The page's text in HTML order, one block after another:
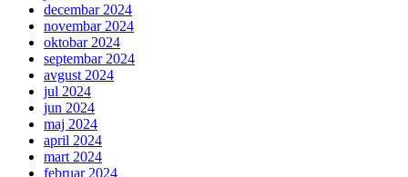
decembar 2024
novembar 2024
oktobar 2024
septembar 2024
avgust 2024
jul 2024
jun 2024
maj 2024
april 2024
mart 2024
februar 2024